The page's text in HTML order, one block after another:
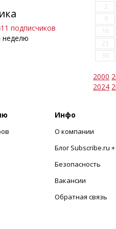
подписчиков
неделю
2
9
16
23
30
2000
2024
Инфо
О компании
Блог Subscribe.ru +
Безопасность
Вакансии
Обратная связь